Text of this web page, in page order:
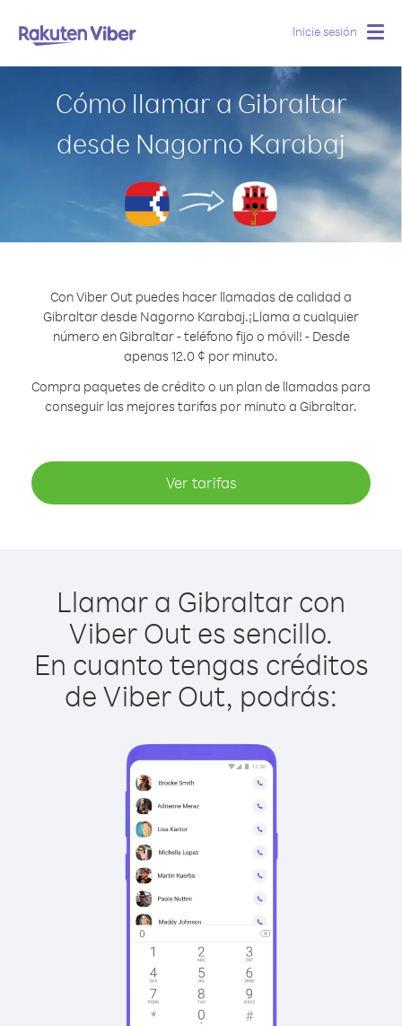
Inicie sesión
Cómo llamar a Gibraltar
desde Nagorno Karabaj
Con Viber Out puedes hacer llamadas de calidad a
Gibraltar desde Nagorno Karabaj.¡Llama a cualquier
número en Gibraltar - teléfono fijo o móvil! - Desde
apenas 12.0 ¢ por minuto.
Compra paquetes de crédito o un plan de llamadas para
conseguir las mejores tarifas por minuto a Gibraltar.
Ver tarifas
Llamar a Gibraltar con
Viber Out es sencillo.
En cuanto tengas créditos
de Viber Out, podrás: